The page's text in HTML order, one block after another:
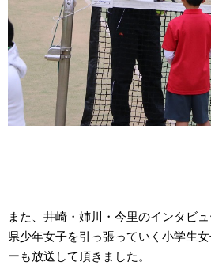
また、井崎・姉川・今里のインタビ
県少年女子を引っ張っていく小学生
ーも放送して頂きました。